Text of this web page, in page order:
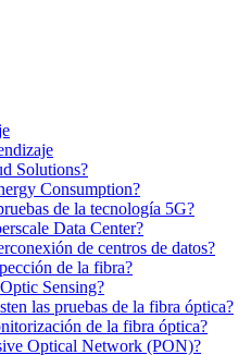
Solutions?
Consumption?
de la tecnología 5G?
Data Center?
de centros de datos?
de la fibra?
Sensing?
las pruebas de la fibra óptica?
de la fibra óptica?
Optical Network (PON)?